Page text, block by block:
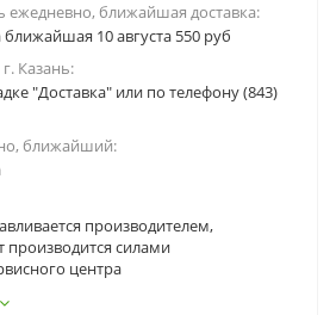
ежедневно, ближайшая доставка:
ближайшая 10 августа 550 руб
Казань:
"Доставка" или по телефону (843)
ближайший:
производителем,
силами
центра